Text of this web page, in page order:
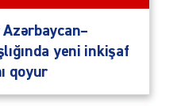
yeni inkişaf
qoyur